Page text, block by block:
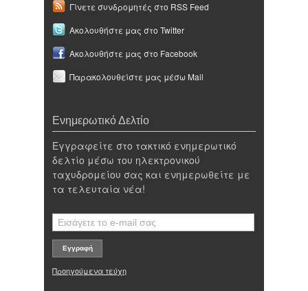
Γίνετε συνδρομητές στο RSS Feed
Ακολουθήστε μας στο Twitter
Ακολουθήστε μας στο Facebook
Παρακολουθείστε μας μέσω Mail
Ενημερωτικό Δελτίο
Εγγραφείτε στο τακτικό ενημερωτικό
δελτίο μέσω του ηλεκτρονικού
ταχυδρομείου σας και ενημερωθείτε με
τα τελευταία νέα!
Προηγούμενα τεύχη